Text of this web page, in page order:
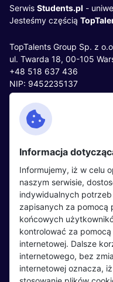
Serwis Students.pl -
Jesteśmy częścią
TopTalents Group Sp. z
ul. Twarda 18, 00-105
+48 518 637 436
NIP: 9452235137
Kontakt
Facebook
Twitter
LinkedIn
Kandydaci
Regulamin kandydata
Oferty pracy
Pracodawcy
Informacja
Informujemy, iż w celu
naszym serwisie,
indywidualnych
zapisanych za pomocą
końcowych
kontrolować za
internetowej. Dalsze
internetowego, bez
internetowej oznacza,